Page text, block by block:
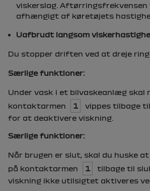
viskerslag. Aftørringsfrekvensen
afhængigt af køretøjets
Uafbrudt langsom
Du stopper driften ved at dreje
Særlige funktioner:
Under vask i et bilvaskeanlæg skal
kontaktarmen
1
vippes tilbage
for at deaktivere viskning.
Særlige funktioner:
Når brugen er slut, skal du huske
på kontaktarmen
1
tilbage til
viskning ikke utilsigtet aktiveres